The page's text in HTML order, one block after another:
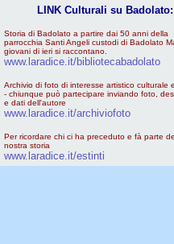
LINK Culturali su Badolato:
Storia di Badolato a partire dai 50 anni della
parrocchia Santi Angeli custodi di Badolato
giovani di ieri si raccontano.
www.laradice.it/bibliotecabadolato
Archivio di foto di interesse artistico culturale
- chiunque può partecipare inviando foto,
e dati dell'autore
www.laradice.it/archiviofoto
Per ricordare chi ci ha preceduto e fà parte
nostra storia
www.laradice.it/estinti